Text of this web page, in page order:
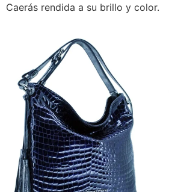
Caerás rendida a su brillo y color.